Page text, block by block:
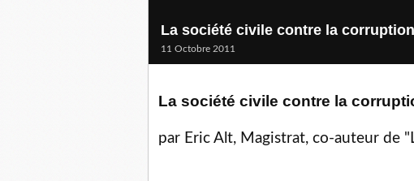
La société civile contre la
11 Octobre 2011
La société civile contre la
par Eric Alt, Magistrat, co-auteur de